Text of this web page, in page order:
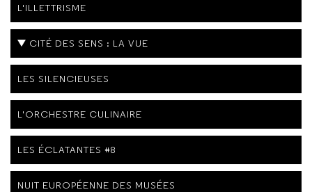
L'ILLETTRISME
CITÉ DES SENS : LA VUE
LES SILENCIEUSES
L'ORCHESTRE CULINAIRE
LES ÉCLATANTES #8
NUIT EUROPÉENNE DES MUSÉES